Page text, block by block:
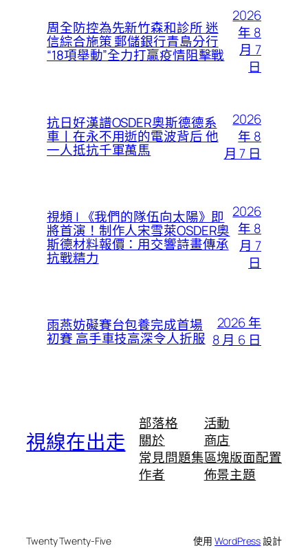
周全防控為先新竹森和診所 迷
信綜合施策 郵儲銀行青島分行
“18項舉動”全力打贏疫情阻擊戰
2026
年 8
月 7
日
抗日好漢譜OSDER奧斯德德系
車丨在永不用逝的電波背后 他
一人抵抗千軍萬馬
2026
年 8
月 7 日
視頻 | 《我們的隊伍向太陽》即
將首演！制作人宋雪萊OSDER奧
斯德材料報價：用交響詩畫傳承
抗戰精力
2026
年 8
月 7
日
雨燕妨礙賽台包養完成首場
初賽 高手車技高深令人折服
2026 年
8 月 6 日
視線在出走
部落格
關於
常見問題集
作者
活動
商店
區塊版面配置
佈景主題
Twenty Twenty-Five 使用WordPress設計